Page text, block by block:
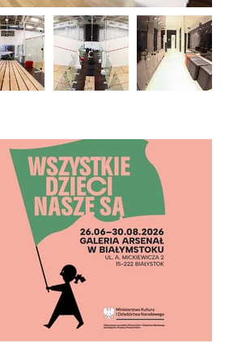
PSQ Powersquash -
klub squasha
ul. Gen. Gustawa Orlicz-
Dreszera 6
15-797 Białystok